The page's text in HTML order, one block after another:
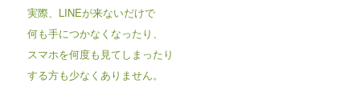
実際、LINEが来ないだけで
何も手につかなくなったり、
スマホを何度も見てしまったり
する方も少なくありません。